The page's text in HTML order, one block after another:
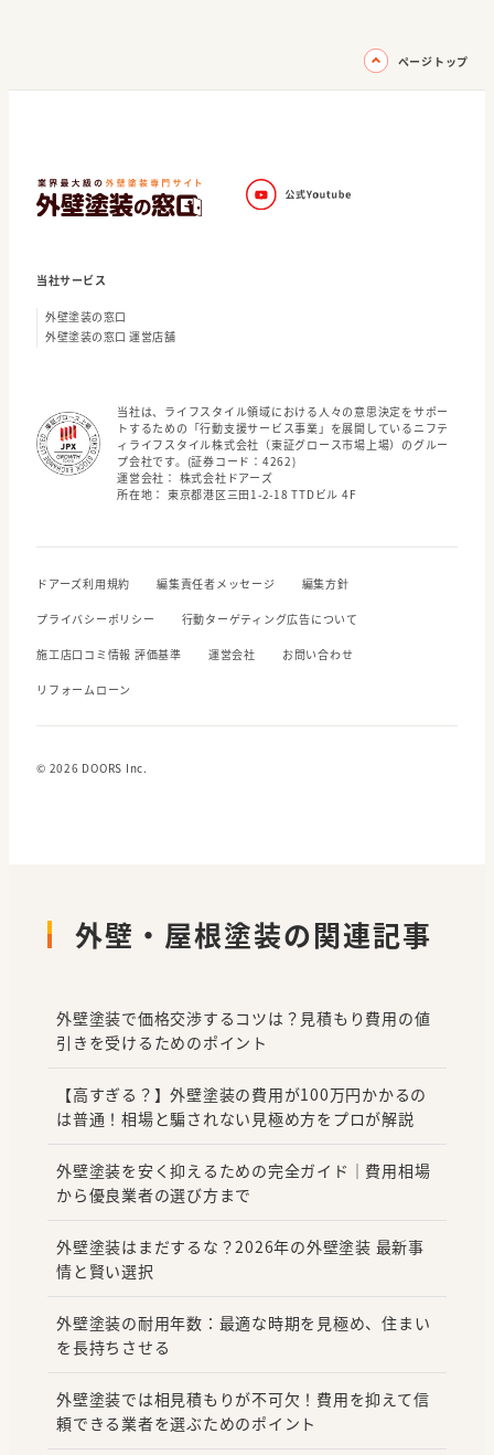
ページトップ
当社サービス
外壁塗装の窓口
外壁塗装の窓口 運営店舗
当社は、ライフスタイル領域における人々の意思決定をサポー
トするための「行動支援サービス事業」を展開しているニフテ
ィライフスタイル株式会社（東証グロース市場上場）のグルー
プ会社です。(証券コード：4262)
運営会社： 株式会社ドアーズ
所在地： 東京都港区三田1-2-18 TTDビル 4F
ドアーズ利用規約 編集責任者メッセージ 編集方針
プライバシーポリシー 行動ターゲティング広告について
施工店口コミ情報 評価基準 運営会社 お問い合わせ
リフォームローン
© 2026 DOORS Inc.
外壁・屋根塗装の関連記事
外壁塗装で価格交渉するコツは？見積もり費用の値
引きを受けるためのポイント
【高すぎる？】外壁塗装の費用が100万円かかるの
は普通！相場と騙されない見極め方をプロが解説
外壁塗装を安く抑えるための完全ガイド｜費用相場
から優良業者の選び方まで
外壁塗装はまだするな？2026年の外壁塗装 最新事
情と賢い選択
外壁塗装の耐用年数：最適な時期を見極め、住まい
を長持ちさせる
外壁塗装では相見積もりが不可欠！費用を抑えて信
頼できる業者を選ぶためのポイント